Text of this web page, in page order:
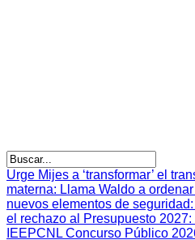
Urge Mijes a ‘transformar’ el
materna: Llama Waldo a
nuevos elementos de seguridad:
el rechazo al Presupuesto 2027:
IEEPCNL Concurso Público